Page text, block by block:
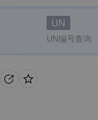
UN
UN编号查询